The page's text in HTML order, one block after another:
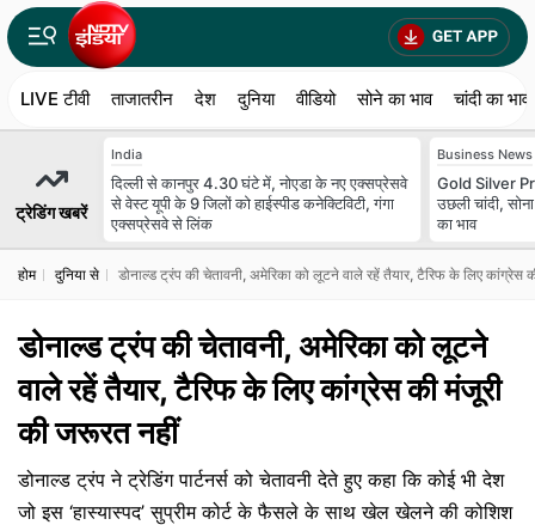
LIVE टीवी ताजातरीन देश दुनिया वीडियो सोने का भाव चांदी का भाव
ट्रेडिंग खबरें
India
दिल्ली से कानपुर 4.30 घंटे में, नोएडा के नए एक्सप्रेसवे
से वेस्ट यूपी के 9 जिलों को हाईस्पीड कनेक्टिविटी, गंगा
एक्सप्रेसवे से लिंक
Business News
Gold Silver
उछली चांदी,
का भाव
होम दुनिया से डोनाल्ड ट्रंप की चेतावनी, अमेर‍िका को लूटने वाले रहें तैयार, टैर‍िफ के ल‍िए कांग्रेस
डोनाल्ड ट्रंप की चेतावनी, अमेर‍िका को लूटने
वाले रहें तैयार, टैर‍िफ के ल‍िए कांग्रेस की मंजूरी
की जरूरत नहीं
डोनाल्ड ट्रंप ने ट्रेडिंग पार्टनर्स को चेतावनी देते हुए कहा कि कोई भी देश
जो इस ‘हास्यास्पद’ सुप्रीम कोर्ट के फैसले के साथ खेल खेलने की कोशिश